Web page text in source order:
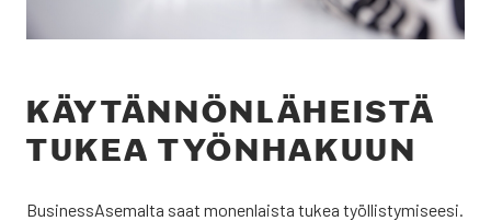
KÄY­TÄN­NÖN­LÄ­HEIS­TÄ
TUKEA TYÖN­HA­KUUN
Busi­ness­A­se­mal­ta saat monen­lais­ta tukea työl­lis­ty­mi­see­si.